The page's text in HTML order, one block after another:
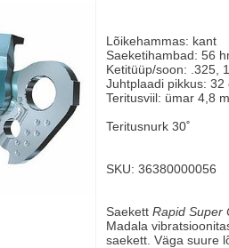
Lõikehammas: kant
Saeketihambad: 56
Ketitüüp/soon: .325,
Juhtplaadi pikkus: 32
Teritusviil: ümar 4,8
Teritusnurk 30˚
SKU: 36380000056
Saekett Rapid Super
Madala
saekett. Väga suure